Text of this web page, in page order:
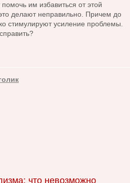
им избавиться от этой
делают неправильно. Причем до
стимулируют усиление проблемы.
что невозможно